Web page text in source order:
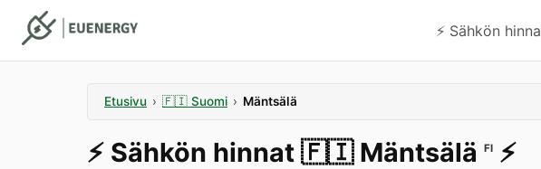
⚡️ Sähkön
Etusivu › 🇫🇮 Suomi › Mäntsälä
⚡️ Sähkön hinnat 🇫🇮 Mäntsälä FI ⚡️